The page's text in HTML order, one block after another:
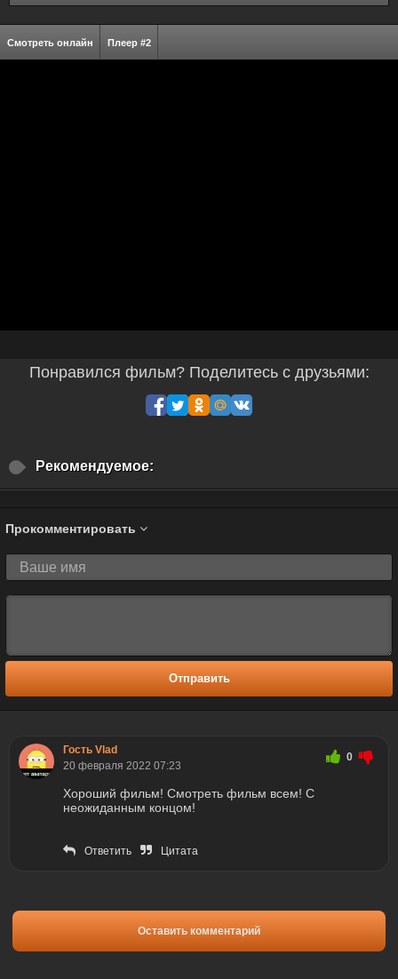
Смотреть онлайн Плеер #2
Понравился фильм? Поделитесь с друзьями:
Рекомендуемое:
Прокомментировать
Отправить
Гость Vlad
20 февраля 2022 07:23
0
Хороший фильм! Смотреть фильм всем! С
неожиданным концом!
Ответить Цитата
Оставить комментарий